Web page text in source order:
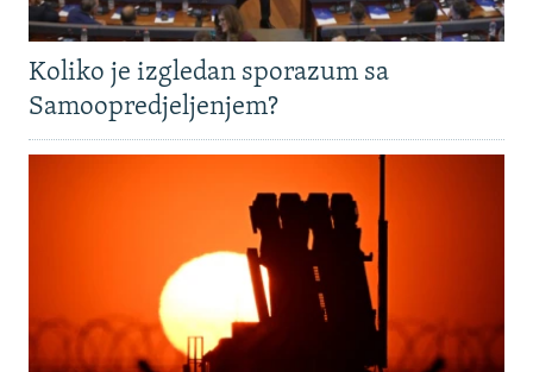
Koliko je izgledan sporazum sa
Samoopredjeljenjem?